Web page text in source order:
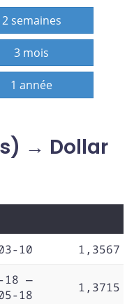
2 semaines
3 mois
1 année
→ Dollar
10 1,3567
18 —
18
1,3715